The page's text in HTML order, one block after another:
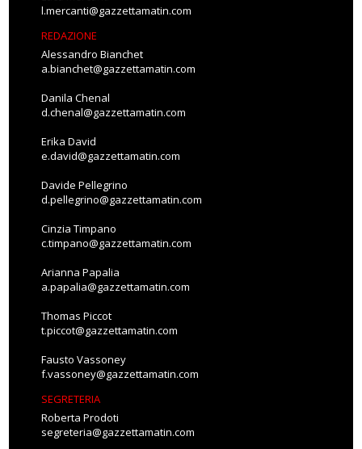
l.mercanti@gazzettamatin.com
REDAZIONE
Alessandro Bianchet
a.bianchet@gazzettamatin.com
Danila Chenal
d.chenal@gazzettamatin.com
Erika David
e.david@gazzettamatin.com
Davide Pellegrino
d.pellegrino@gazzettamatin.com
Cinzia Timpano
c.timpano@gazzettamatin.com
Arianna Papalia
a.papalia@gazzettamatin.com
Thomas Piccot
t.piccot@gazzettamatin.com
Fausto Vassoney
f.vassoney@gazzettamatin.com
SEGRETERIA
Roberta Prodoti
segreteria@gazzettamatin.com